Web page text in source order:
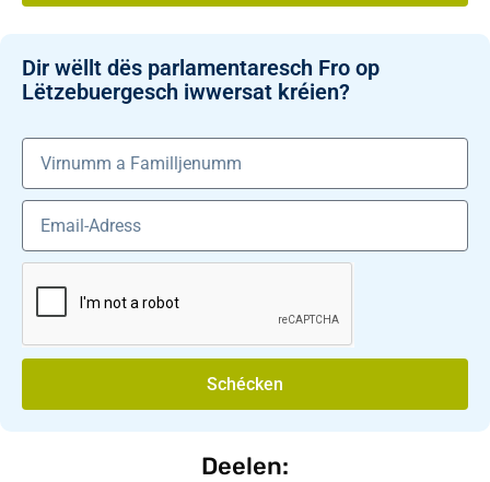
Dir wëllt dës parlamentaresch Fro op
Lëtzebuergesch iwwersat kréien?
Schécken
Deelen: